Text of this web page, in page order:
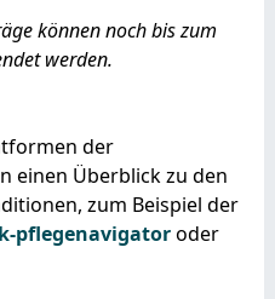
können noch bis zum
werden.
der
einen Überblick zu den
zum Beispiel der
pflegenavigatoroder